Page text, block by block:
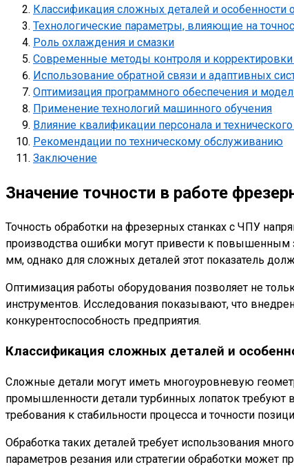
Классификация сложных деталей и особенности
Технологические параметры, влияющие на
Роль охлаждения и смазки
Современные методы контроля и корректировки
Использование обратной связи и адаптивных
Оптимизация программного обеспечения и
Применение технологий машинного обучения
Влияние квалификации персонала и
Рекомендации по техническому обслуживанию
Заключение
Значение точности в работе
Точность обработки на фрезерных станках с ЧПУ
производства ошибки могут привести к повышенным
мм, однако для сложных деталей этот показатель
Оптимизация работы оборудования позволяет не
инструментов. Исследования показывают, что
конкурентоспособность предприятия.
Классификация сложных деталей и
Сложные детали могут иметь многоуровневую
промышленности детали турбинных лопаток
требования к стабильности процесса и точности
Обработка таких деталей требует использования
параметров резания или стратегии обработки